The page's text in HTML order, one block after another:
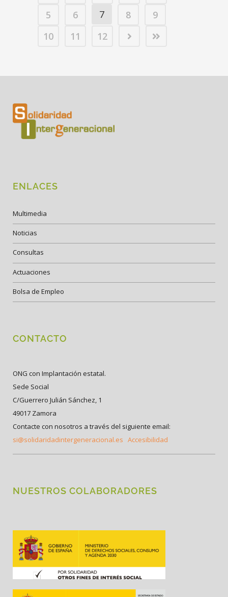
5
6 7 8
9
10
11 12
ENLACES
Multimedia
Noticias
Consultas
Actuaciones
Bolsa de Empleo
CONTACTO
ONG con Implantación estatal.
Sede Social
C/Guerrero Julián Sánchez, 1
49017 Zamora
Contacte con nosotros a través del siguiente email:
si@solidaridadintergeneracional.es Accesibilidad
NUESTROS COLABORADORES